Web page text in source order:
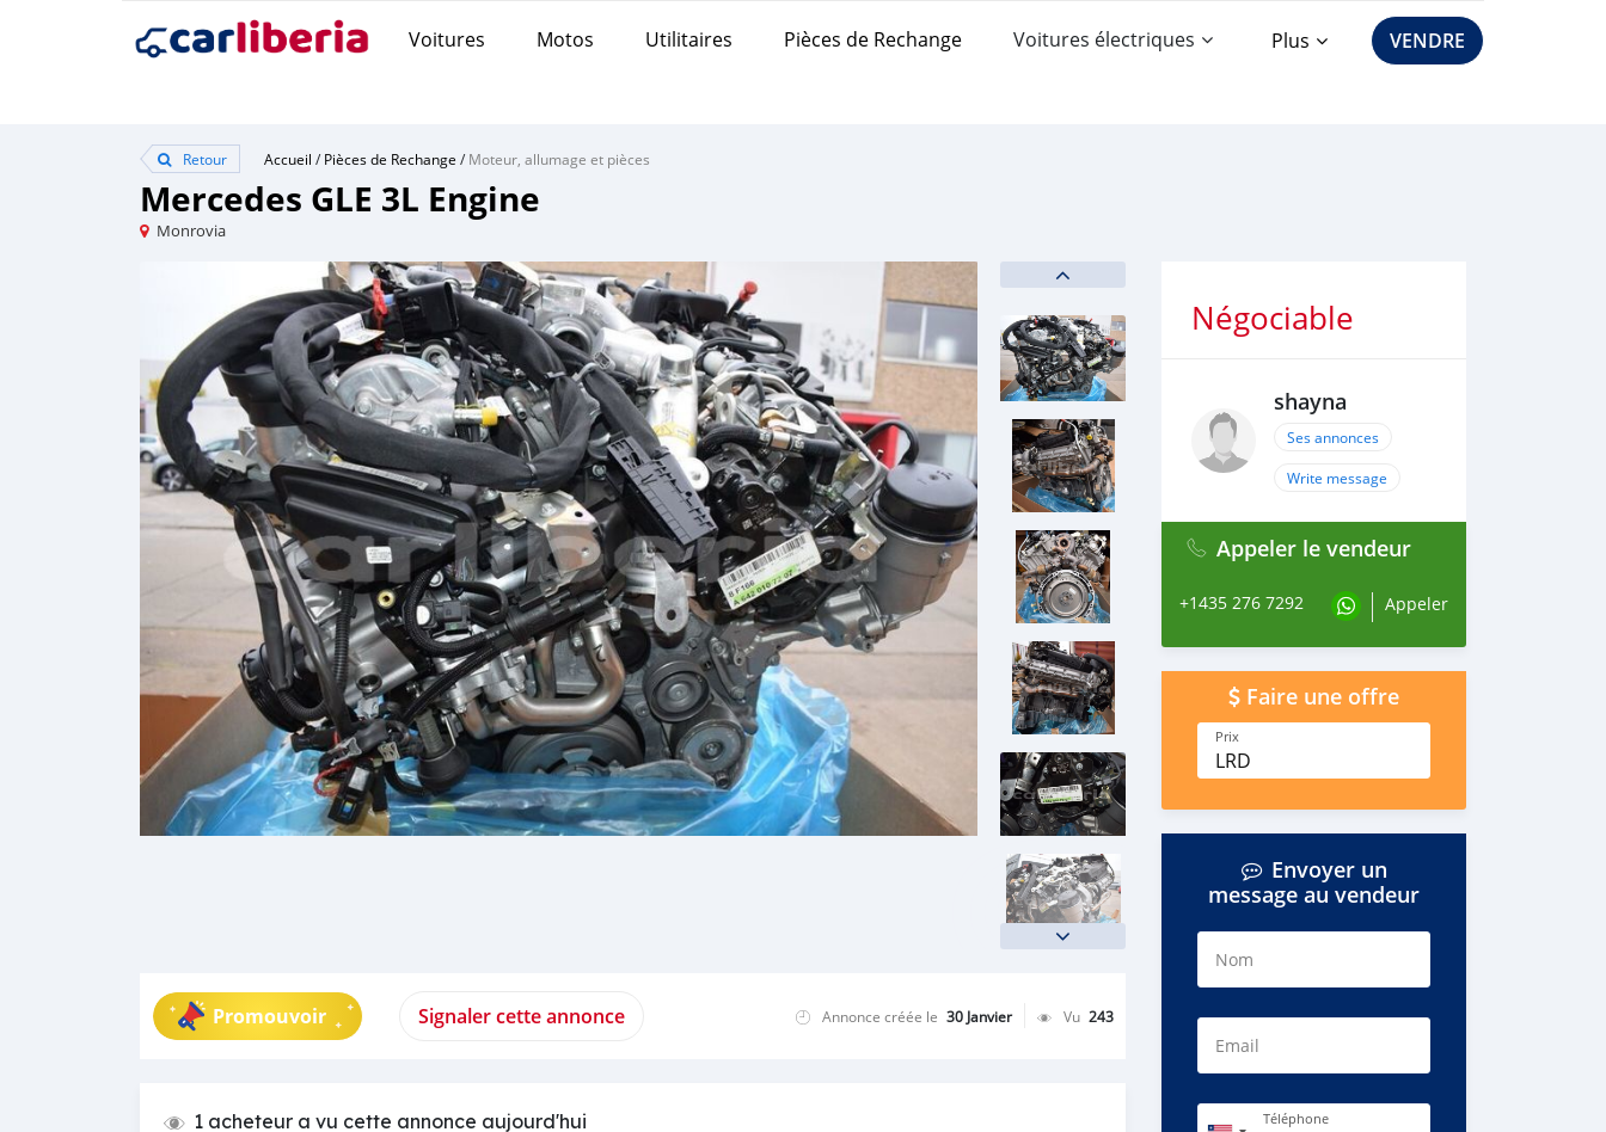
Voitures Motos Utilitaires Pièces de Rechange Voitures électriques Plus VENDRE
Retour Accueil /Pièces de Rechange /Moteur, allumage et pièces
Mercedes GLE 3L Engine
Monrovia
Promouvoir Signaler cette annonce Annonce créée le 30 Janvier Vu 243
1 acheteur a vu cette annonce aujourd'hui
Négociable
shayna
Ses annonces
Write message
Appeler le vendeur
+1435 276 7292 Appeler
Faire une offre
Prix
LRD
Envoyer un
message au vendeur
Nom
Email
Téléphone